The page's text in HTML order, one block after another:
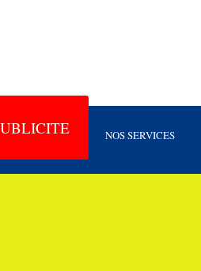
NOS SERVICES